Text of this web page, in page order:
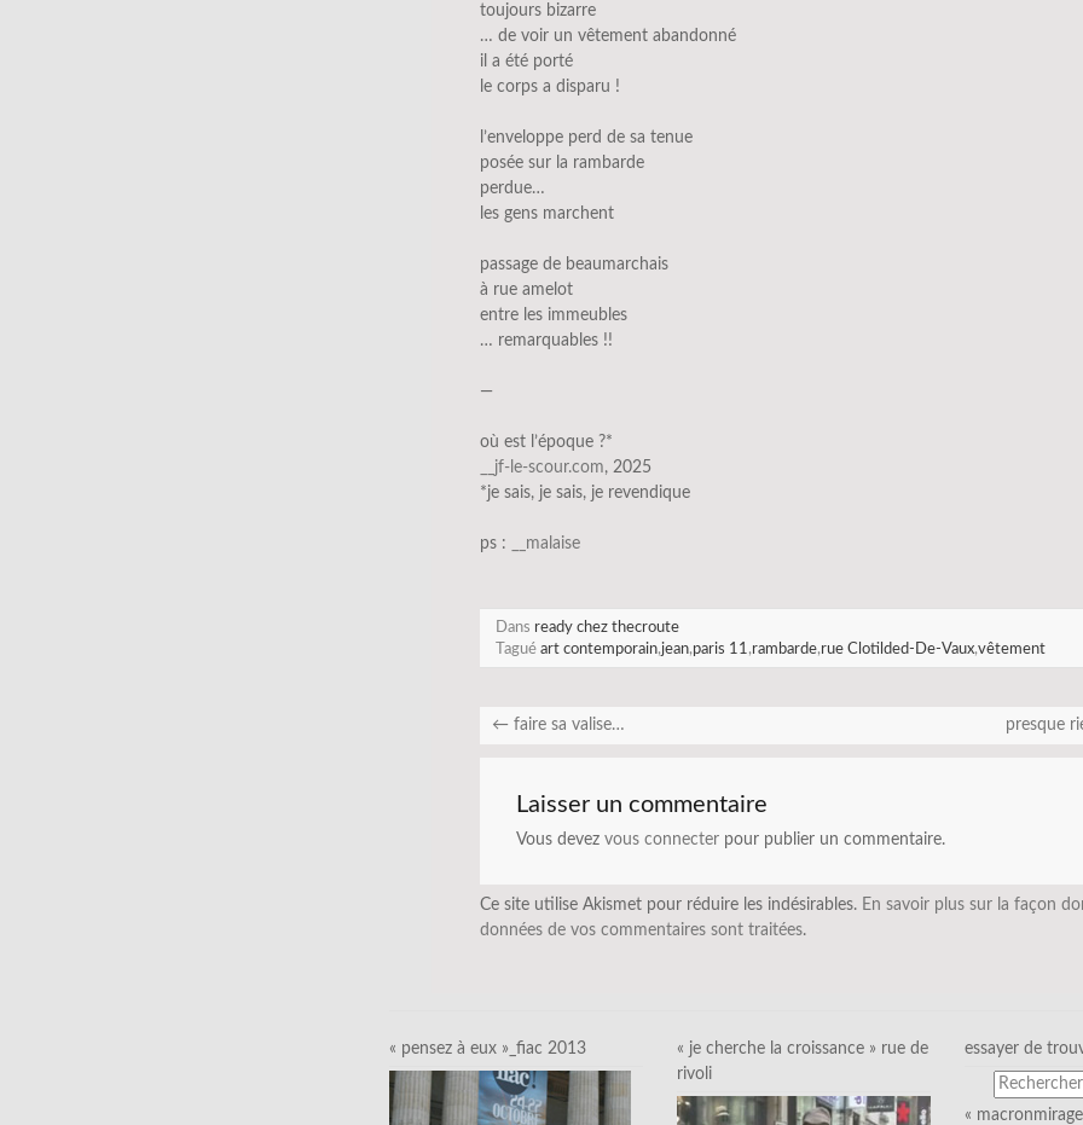
toujours bizarre
… de voir un vêtement abandonné
il a été porté
le corps a disparu !
l’enveloppe perd de sa tenue
posée sur la rambarde
perdue…
les gens marchent
passage de beaumarchais
à rue amelot
entre les immeubles
… remarquables !!
—
où est l’époque ?*
__jf-le-scour.com, 2025
*je sais, je sais, je revendique
ps : __malaise
Dans ready chez thecroute
Tagué art contemporain,jean,paris 11 ,rambarde,rue Clotilded-De-Vaux,vêtement
← faire sa valise… presque
Laisser un commentaire
Vous devez vous connecter pour publier un commentaire.
Ce site utilise Akismet pour réduire les indésirables. En savoir plus sur la façon
données de vos commentaires sont traitées.
« pensez à eux »_fiac 2013
« je cherche la croissance » rue de
rivoli
essayer de
«